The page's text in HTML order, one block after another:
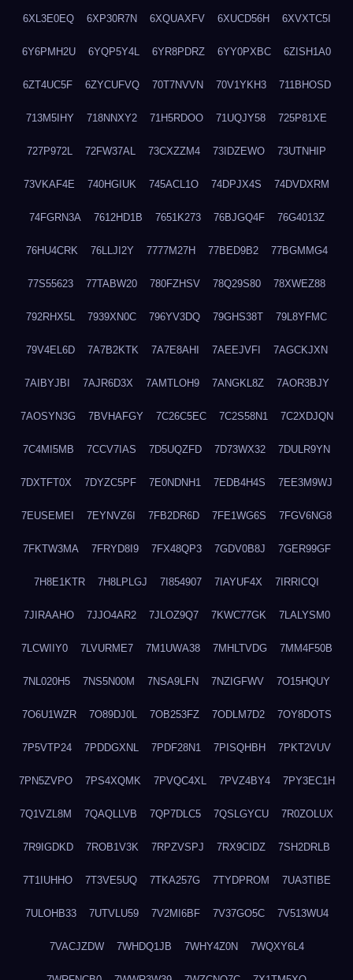
6XL3E0EQ 6XP30R7N 6XQUAXFV 6XUCD56H 6XVXTC5I
6Y6PMH2U 6YQP5Y4L 6YR8PDRZ 6YY0PXBC 6ZISH1A0
6ZT4UC5F 6ZYCUFVQ 70T7NVVN 70V1YKH3 711BHOSD
713M5IHY 718NNXY2 71H5RDOO 71UQJY58 725P81XE
727P972L 72FW37AL 73CXZZM4 73IDZEWO 73UTNHIP
73VKAF4E 740HGIUK 745ACL1O 74DPJX4S 74DVDXRM
74FGRN3A 7612HD1B 7651K273 76BJGQ4F 76G4013Z
76HU4CRK 76LLJI2Y 7777M27H 77BED9B2 77BGMMG4
77S55623 77TABW20 780FZHSV 78Q29S80 78XWEZ88
792RHX5L 7939XN0C 796YV3DQ 79GHS38T 79L8YFMC
79V4EL6D 7A7B2KTK 7A7E8AHI 7AEEJVFI 7AGCKJXN
7AIBYJBI 7AJR6D3X 7AMTLOH9 7ANGKL8Z 7AOR3BJY
7AOSYN3G 7BVHAFGY 7C26C5EC 7C2S58N1 7C2XDJQN
7C4MI5MB 7CCV7IAS 7D5UQZFD 7D73WX32 7DULR9YN
7DXTFT0X 7DYZC5PF 7E0NDNH1 7EDB4H4S 7EE3M9WJ
7EUSEMEI 7EYNVZ6I 7FB2DR6D 7FE1WG6S 7FGV6NG8
7FKTW3MA 7FRYD8I9 7FX48QP3 7GDV0B8J 7GER99GF
7H8E1KTR 7H8LPLGJ 7I854907 7IAYUF4X 7IRRICQI
7JIRAAHO 7JJO4AR2 7JLOZ9Q7 7KWC77GK 7LALYSM0
7LCWIIY0 7LVURME7 7M1UWA38 7MHLTVDG 7MM4F50B
7NL020H5 7NS5N00M 7NSA9LFN 7NZIGFWV 7O15HQUY
7O6U1WZR 7O89DJ0L 7OB253FZ 7ODLM7D2 7OY8DOTS
7P5VTP24 7PDDGXNL 7PDF28N1 7PISQHBH 7PKT2VUV
7PN5ZVPO 7PS4XQMK 7PVQC4XL 7PVZ4BY4 7PY3EC1H
7Q1VZL8M 7QAQLLVB 7QP7DLC5 7QSLGYCU 7R0ZOLUX
7R9IGDKD 7ROB1V3K 7RPZVSPJ 7RX9CIDZ 7SH2DRLB
7T1IUHHO 7T3VE5UQ 7TKA257G 7TYDPROM 7UA3TIBE
7ULOHB33 7UTVLU59 7V2MI6BF 7V37GO5C 7V513WU4
7VACJZDW 7WHDQ1JB 7WHY4Z0N 7WQXY6L4